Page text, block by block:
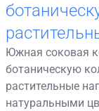
Южная соковая
ботаническую
растительные
натуральными